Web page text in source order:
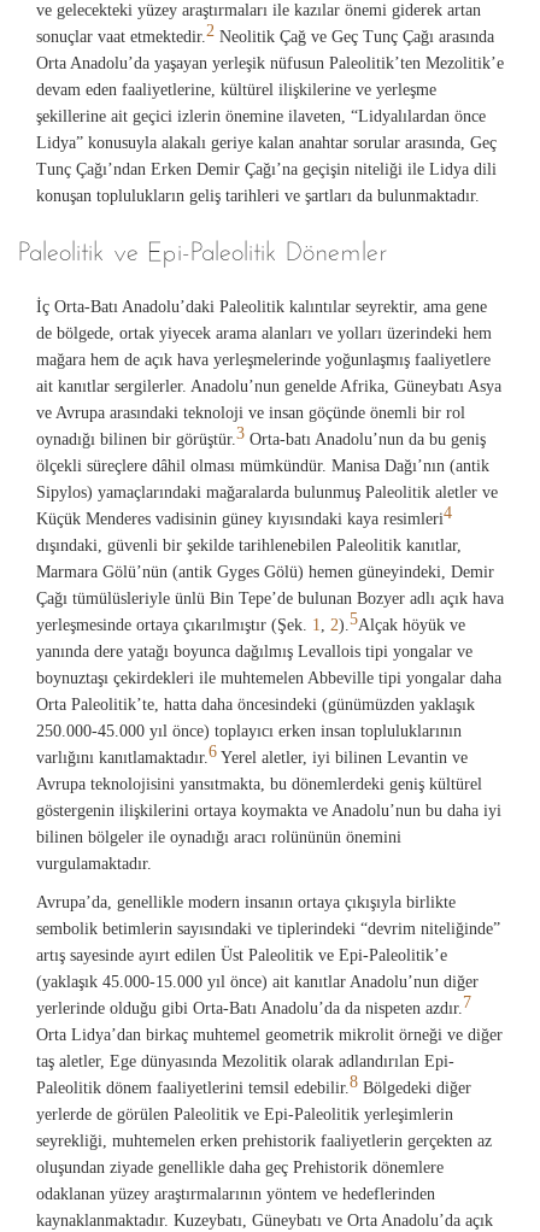
ve gelecekteki yüzey araştırmaları ile kazılar önemi giderek artan
sonuçlar vaat etmektedir.2 Neolitik Çağ ve Geç Tunç Çağı arasında
Orta Anadolu’da yaşayan yerleşik nüfusun Paleolitik’ten Mezolitik’e
devam eden faaliyetlerine, kültürel ilişkilerine ve yerleşme
şekillerine ait geçici izlerin önemine ilaveten, “Lidyalılardan önce
Lidya” konusuyla alakalı geriye kalan anahtar sorular arasında, Geç
Tunç Çağı’ndan Erken Demir Çağı’na geçişin niteliği ile Lidya dili
konuşan toplulukların geliş tarihleri ve şartları da bulunmaktadır.
Paleolitik ve Epi-Paleolitik Dönemler
İç Orta-Batı Anadolu’daki Paleolitik kalıntılar seyrektir, ama gene
de bölgede, ortak yiyecek arama alanları ve yolları üzerindeki hem
mağara hem de açık hava yerleşmelerinde yoğunlaşmış faaliyetlere
ait kanıtlar sergilerler. Anadolu’nun genelde Afrika, Güneybatı Asya
ve Avrupa arasındaki teknoloji ve insan göçünde önemli bir rol
oynadığı bilinen bir görüştür.3 Orta-batı Anadolu’nun da bu geniş
ölçekli süreçlere dâhil olması mümkündür. Manisa Dağı’nın (antik
Sipylos) yamaçlarındaki mağaralarda bulunmuş Paleolitik aletler ve
Küçük Menderes vadisinin güney kıyısındaki kaya resimleri4
dışındaki, güvenli bir şekilde tarihlenebilen Paleolitik kanıtlar,
Marmara Gölü’nün (antik Gyges Gölü) hemen güneyindeki, Demir
Çağı tümülüsleriyle ünlü Bin Tepe’de bulunan Bozyer adlı açık hava
yerleşmesinde ortaya çıkarılmıştır (Şek. 1, 2).5Alçak höyük ve
yanında dere yatağı boyunca dağılmış Levallois tipi yongalar ve
boynuztaşı çekirdekleri ile muhtemelen Abbeville tipi yongalar daha
Orta Paleolitik’te, hatta daha öncesindeki (günümüzden yaklaşık
250.000-45.000 yıl önce) toplayıcı erken insan topluluklarının
varlığını kanıtlamaktadır.6 Yerel aletler, iyi bilinen Levantin ve
Avrupa teknolojisini yansıtmakta, bu dönemlerdeki geniş kültürel
göstergenin ilişkilerini ortaya koymakta ve Anadolu’nun bu daha iyi
bilinen bölgeler ile oynadığı aracı rolününün önemini
vurgulamaktadır.
Avrupa’da, genellikle modern insanın ortaya çıkışıyla birlikte
sembolik betimlerin sayısındaki ve tiplerindeki “devrim niteliğinde”
artış sayesinde ayırt edilen Üst Paleolitik ve Epi-Paleolitik’e
(yaklaşık 45.000-15.000 yıl önce) ait kanıtlar Anadolu’nun diğer
yerlerinde olduğu gibi Orta-Batı Anadolu’da da nispeten azdır.7
Orta Lidya’dan birkaç muhtemel geometrik mikrolit örneği ve diğer
taş aletler, Ege dünyasında Mezolitik olarak adlandırılan Epi-
Paleolitik dönem faaliyetlerini temsil edebilir.8 Bölgedeki diğer
yerlerde de görülen Paleolitik ve Epi-Paleolitik yerleşimlerin
seyrekliği, muhtemelen erken prehistorik faaliyetlerin gerçekten az
oluşundan ziyade genellikle daha geç Prehistorik dönemlere
odaklanan yüzey araştırmalarının yöntem ve hedeflerinden
kaynaklanmaktadır. Kuzeybatı, Güneybatı ve Orta Anadolu’da açık